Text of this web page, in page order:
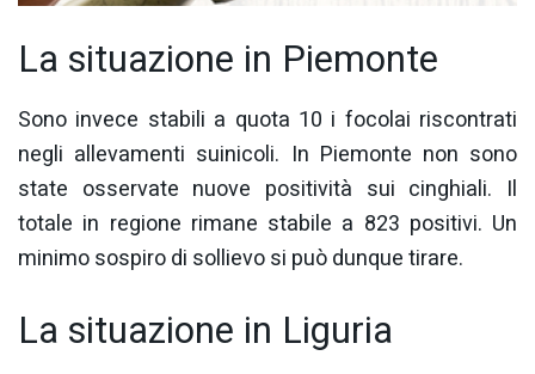
La situazione in Piemonte
Sono invece stabili a quota 10 i focolai riscontrati
negli allevamenti suinicoli. In Piemonte non sono
state osservate nuove positività sui cinghiali. Il
totale in regione rimane stabile a 823 positivi. Un
minimo sospiro di sollievo si può dunque tirare.
La situazione in Liguria